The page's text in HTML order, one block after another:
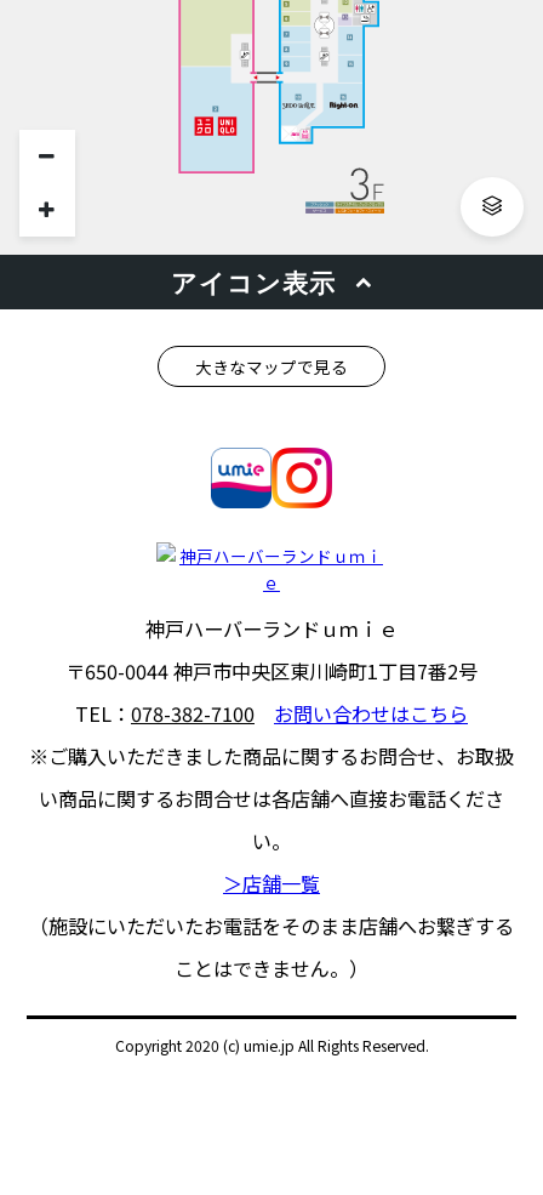
大きなマップで見る
神戸ハーバーランドｕｍｉｅ
〒650-0044神戸市中央区東川崎町1丁目7番2号
TEL： 078-382-7100
お問い合わせはこちら
※ご購入いただきました商品に関するお問合せ、 お取扱
い商品に関するお問合せは各店舗へ直接お電話くださ
い。
＞店舗一覧
（施設にいただいたお電話をそのまま店舗へお繋ぎする
ことはできません。）
Copyright 2020 (c) umie.jp All Rights Reserved.